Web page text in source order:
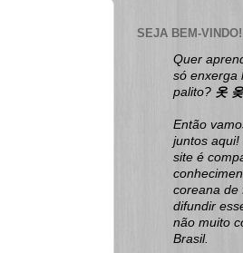
SEJA BEM-VINDO!
Quer
só enxerga
palito? 옷
Então
juntos aqui!
site é
coreana de
difundir
não muito
Brasil.